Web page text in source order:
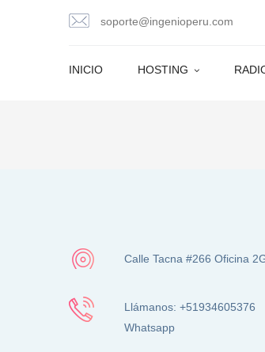
soporte@ingenioperu.com
INICIO HOSTING
Calle Tacna #266 Oficina
Llámanos: +51934605376
Whatsapp